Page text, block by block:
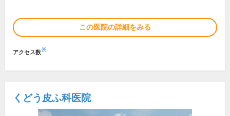
この医院の詳細をみる
アクセス数※
くどう皮ふ科医院